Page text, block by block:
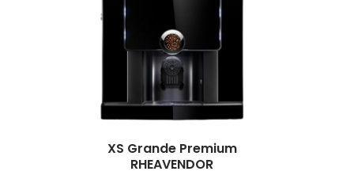
XS Grande Premium
RHEAVENDOR